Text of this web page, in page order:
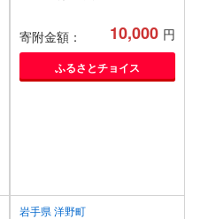
寄附金額： 10,000 円
ふるさとチョイス
岩手県 洋野町